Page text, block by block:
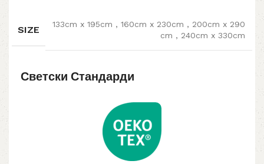
SIZE 133cm x 195cm , 160cm x 230cm , 200cm x 290
cm , 240cm x 330cm
Светски Стандарди